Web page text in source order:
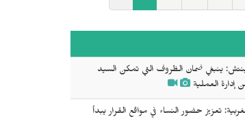
ينبغي ضمان الظروف التي تمكن السيد
إدارة العملية
تعزيز حضور النساء في مواقع القرار يبدأ